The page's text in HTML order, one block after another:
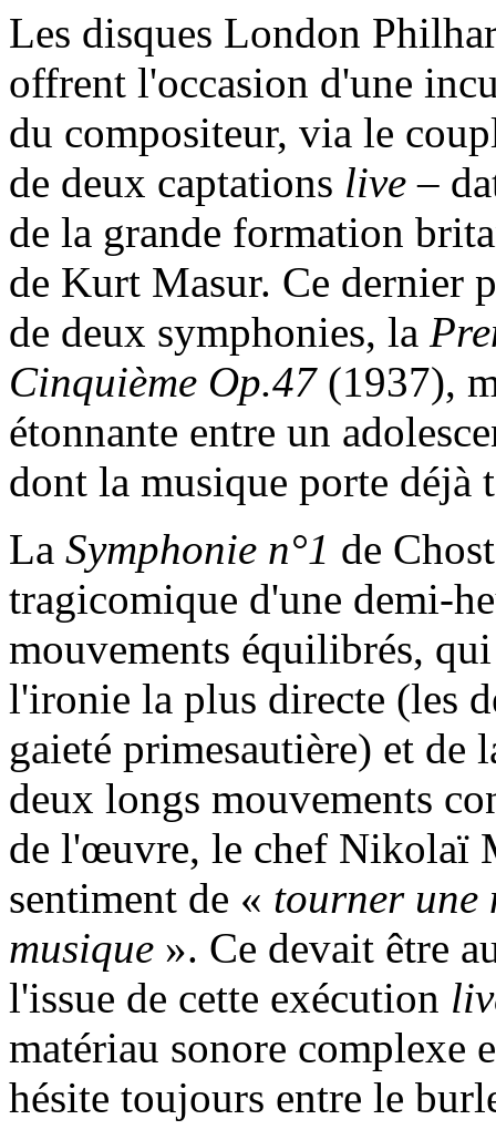
Les disques London
offrent l'occasion d'une
du compositeur, via le
de deux captations live –
de la grande formation
de Kurt Masur. Ce dernier
de deux symphonies, la
Cinquième Op.47(1937),
étonnante entre un
dont la musique porte déjà
La Symphonie n°1 de
tragicomique d'une demi-
mouvements équilibrés,
l'ironie la plus directe (les
gaieté primesautière) et de
deux longs mouvements
de l'œuvre, le chef Nikolaï
sentiment de « tourner une
musique ». Ce devait être
l'issue de cette exécution
matériau sonore complexe
hésite toujours entre le